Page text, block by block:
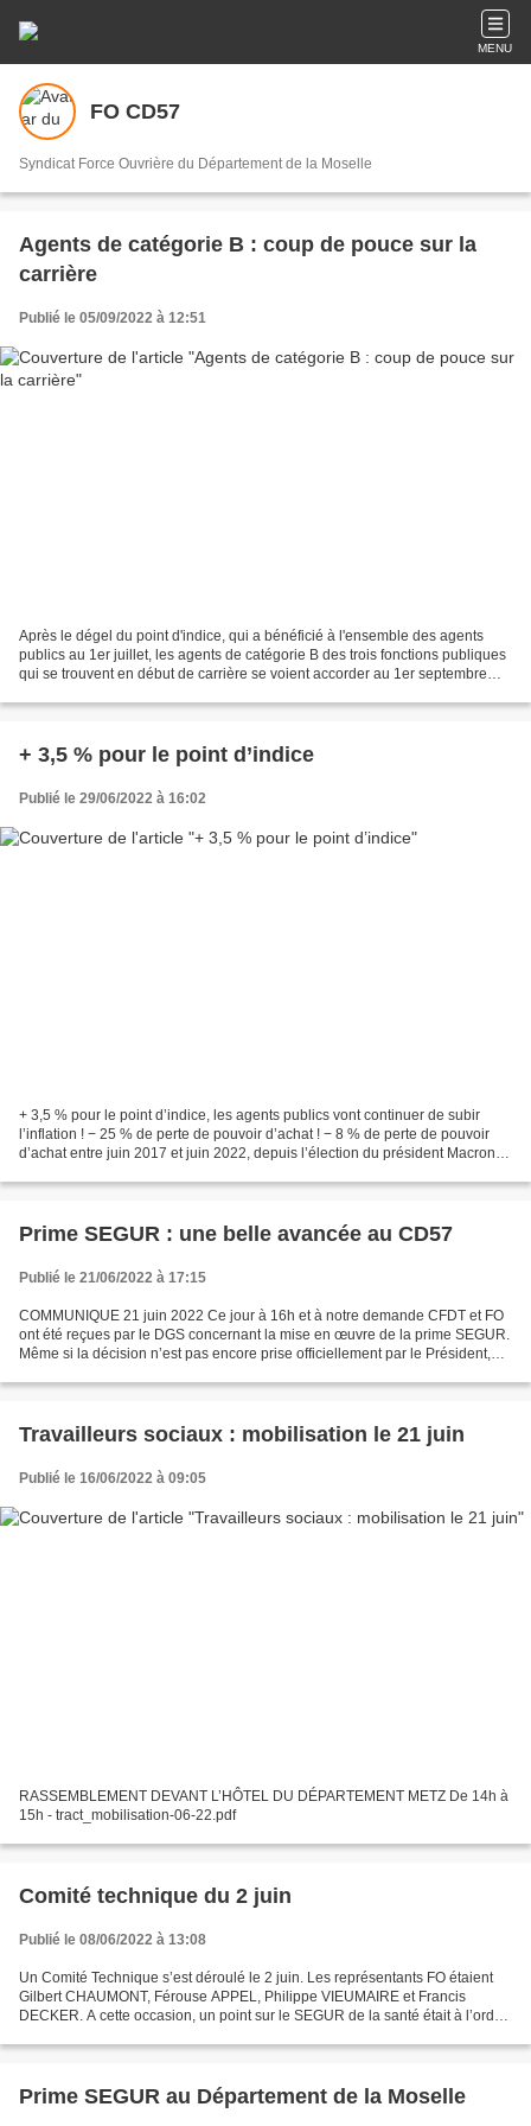
MENU
FO CD57
Syndicat Force Ouvrière du Département de la Moselle
Agents de catégorie B : coup de pouce sur la
carrière
Publié le 05/09/2022 à 12:51
Après le dégel du point d'indice, qui a bénéficié à l'ensemble des agents
publics au 1er juillet, les agents de catégorie B des trois fonctions publiques
qui se trouvent en début de carrière se voient accorder au 1er septembre
+ 3,5 % pour le point d’indice
Publié le 29/06/2022 à 16:02
+ 3,5 % pour le point d’indice, les agents publics vont continuer de subir
l’inflation ! − 25 % de perte de pouvoir d’achat ! − 8 % de perte de pouvoir
d’achat entre juin 2017 et juin 2022, depuis l’élection du président Macron !
Prime SEGUR : une belle avancée au CD57
Publié le 21/06/2022 à 17:15
COMMUNIQUE 21 juin 2022 Ce jour à 16h et à notre demande CFDT et FO
ont été reçues par le DGS concernant la mise en œuvre de la prime SEGUR.
Même si la décision n’est pas encore prise officiellement par le Président,
Travailleurs sociaux : mobilisation le 21 juin
Publié le 16/06/2022 à 09:05
RASSEMBLEMENT DEVANT L’HÔTEL DU DÉPARTEMENT METZ De 14h à
15h - tract_mobilisation-06-22.pdf
Comité technique du 2 juin
Publié le 08/06/2022 à 13:08
Un Comité Technique s’est déroulé le 2 juin. Les représentants FO étaient
Gilbert CHAUMONT, Férouse APPEL, Philippe VIEUMAIRE et Francis
DECKER. A cette occasion, un point sur le SEGUR de la santé était à l’ordre
Prime SEGUR au Département de la Moselle